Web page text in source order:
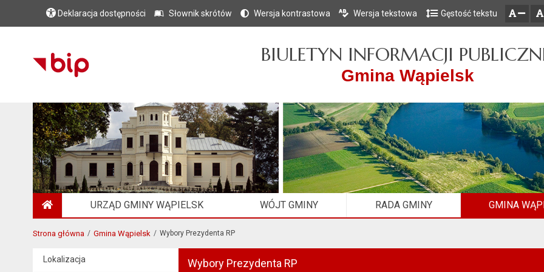
Przejdź do głównego menu
Przejdź do treści
Przejdź do mapy serwisu
Deklaracja dostępności Słownik skrótów Wersja kontrastowa Wersja tekstowa Gęstość tekstu
BIULETYN INFORMACJI
Gmina Wąpielsk
URZĄD GMINY WĄPIELSK WÓJT GMINY RADA GMINY GMINA
Strona główna Gmina Wąpielsk Wybory Prezydenta RP
Lokalizacja Wybory Prezydenta RP